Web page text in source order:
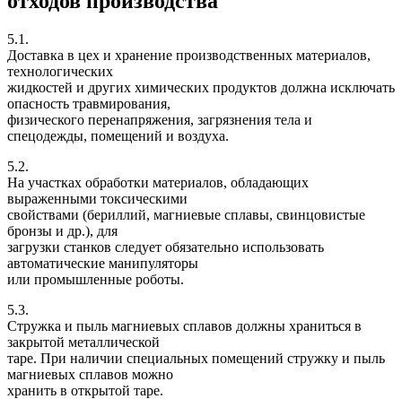
5.1.
Доставка в цех и хранение производственных материалов,
технологических
жидкостей и других химических продуктов должна исключать
опасность травмирования,
физического перенапряжения, загрязнения тела и
спецодежды, помещений и воздуха.
5.2.
На участках обработки материалов, обладающих
выраженными токсическими
свойствами (бериллий, магниевые сплавы, свинцовистые
бронзы и др.), для
загрузки станков следует обязательно использовать
автоматические манипуляторы
или промышленные роботы.
5.3.
Стружка и пыль магниевых сплавов должны храниться в
закрытой металлической
таре. При наличии специальных помещений стружку и пыль
магниевых сплавов можно
хранить в открытой таре.